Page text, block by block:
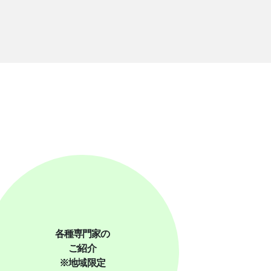
各種専門家の
ご紹介
※地域限定